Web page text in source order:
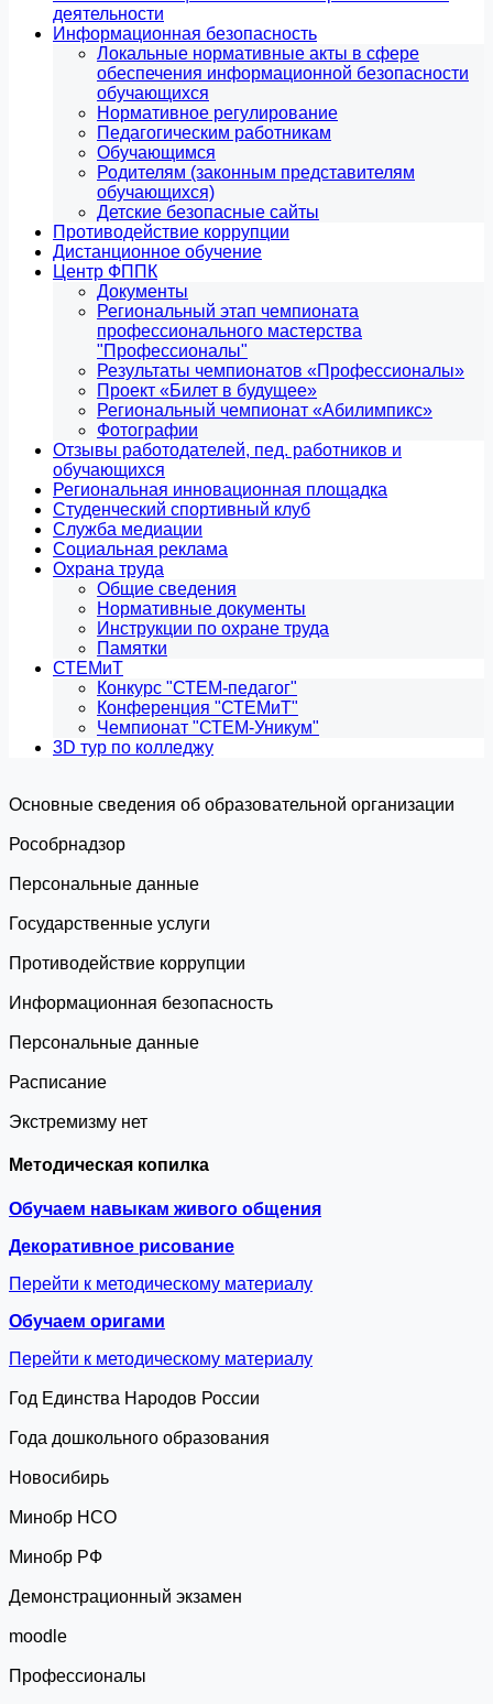
деятельности
Информационная безопасность
Локальные нормативные акты в сфере
обеспечения информационной безопасности
обучающихся
Нормативное регулирование
Педагогическим работникам
Обучающимся
Родителям (законным представителям
обучающихся)
Детские безопасные сайты
Противодействие коррупции
Дистанционное обучение
Центр ФППК
Документы
Региональный этап чемпионата
профессионального мастерства
"Профессионалы"
Результаты чемпионатов «Профессионалы»
Проект «Билет в будущее»
Региональный чемпионат «Абилимпикс»
Фотографии
Отзывы работодателей, пед. работников и
обучающихся
Региональная инновационная площадка
Студенческий спортивный клуб
Служба медиации
Социальная реклама
Охрана труда
Общие сведения
Нормативные документы
Инструкции по охране труда
Памятки
СТЕМиТ
Конкурс "СТЕМ-педагог"
Конференция "СТЕМиТ"
Чемпионат "СТЕМ-Уникум"
3D тур по колледжу
Основные сведения об образовательной организации
Роcобрнадзор
Персональные данные
Государственные услуги
Противодействие коррупции
Информационная безопасность
Персональные данные
Расписание
Экстремизму нет
Методическая копилка
Обучаем навыкам живого общения
Декоративное рисование
Перейти к методическому материалу
Обучаем оригами
Перейти к методическому материалу
Год Единства Народов России
Года дошкольного образования
Новосибирь
Минобр НСО
Минобр РФ
Демонстрационный экзамен
moodle
Профессионалы